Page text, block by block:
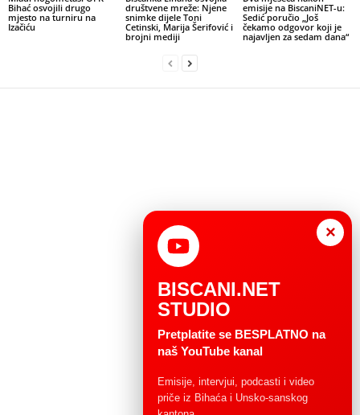
Bihać osvojili drugo
mjesto na turniru na
Izačiću
društvene mreže: Njene
snimke dijele Toni
Cetinski, Marija Šerifović i
brojni mediji
emisije na BiscaniNET-u:
Sedić poručio „Još
čekamo odgovor koji je
najavljen za sedam dana“
×
BISCANI.NET
STUDIO
Pretplatite se BESPLATNO na
naš YouTube kanal
Emisije, intervjui, podcasti i video
priče iz Bihaća i Unsko-sanskog